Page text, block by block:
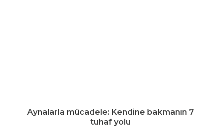
Aynalarla mücadele: Kendine bakmanın 7
tuhaf yolu